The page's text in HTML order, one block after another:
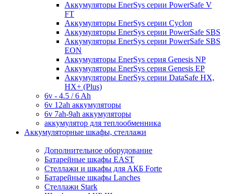
Аккумуляторы EnerSys серии PowerSafe V
FT
Аккумуляторы EnerSys серии Cyclon
Аккумуляторы EnerSys серии PowerSafe SBS
Аккумуляторы EnerSys серии PowerSafe SBS
EON
Аккумуляторы EnerSys серия Genesis NP
Аккумуляторы EnerSys серия Genesis EP
Аккумуляторы EnerSys серии DataSafe HX,
HX+ (Plus)
6v - 4.5 / 6 Ah
6v 12ah аккумуляторы
6v 7ah-9ah аккумуляторы
аккумулятор для теплообменника
Аккумуляторные шкафы, стеллажи
Дополнительное оборудование
Батарейные шкафы EAST
Стеллажи и шкафы для АКБ Forte
Батарейные шкафы Lanches
Стеллажи Stark